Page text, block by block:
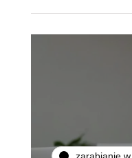
zarabianie